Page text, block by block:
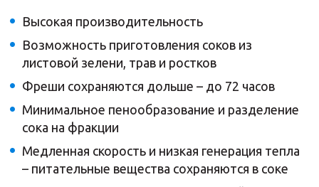
Высокая производительность
Возможность приготовления соков из
листовой зелени, трав и ростков
Фреши сохраняются дольше – до 72 часов
Минимальное пенообразование и разделение
сока на фракции
Медленная скорость и низкая генерация тепла
– питательные вещества сохраняются в соке